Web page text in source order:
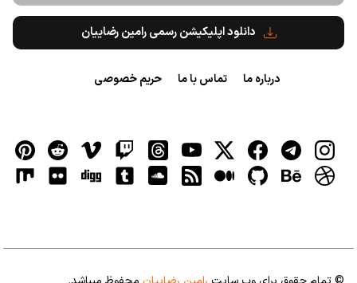
دانلود اپلیکیشن رسمی رامین رضاییان
درباره ما تماس با ما حریم خصوصی